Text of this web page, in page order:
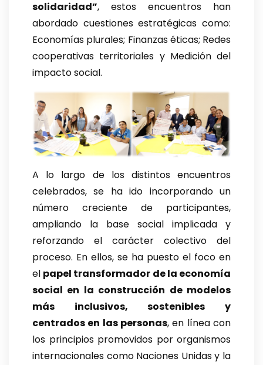
solidaridad”, estos encuentros han
abordado cuestiones estratégicas como:
Economías plurales; Finanzas éticas; Redes
cooperativas territoriales y Medición del
impacto social.
A lo largo de los distintos encuentros
celebrados, se ha ido incorporando un
número creciente de participantes,
ampliando la base social implicada y
reforzando el carácter colectivo del
proceso. En ellos, se ha puesto el foco en
el papel transformador de la economía
social en la construcción de modelos
más inclusivos, sostenibles y
centrados en las personas, en línea con
los principios promovidos por organismos
internacionales como Naciones Unidas y la